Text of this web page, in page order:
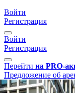
Войти
Регистрация
Войти
Регистрация
Перейти на PRO-
Предложение об